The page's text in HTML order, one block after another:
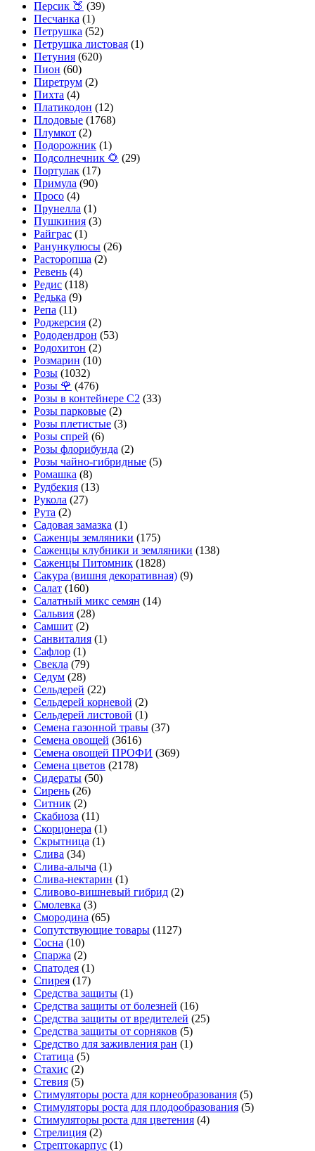
Персик 🍑 (39)
Песчанка (1)
Петрушка (52)
Петрушка листовая (1)
Петуния (620)
Пион (60)
Пиретрум (2)
Пихта (4)
Платикодон (12)
Плодовые (1768)
Плумкот (2)
Подорожник (1)
Подсолнечник 🌻 (29)
Портулак (17)
Примула (90)
Просо (4)
Прунелла (1)
Пушкиния (3)
Райграс (1)
Ранункулюсы (26)
Расторопша (2)
Ревень (4)
Редис (118)
Редька (9)
Репа (11)
Роджерсия (2)
Рододендрон (53)
Родохитон (2)
Розмарин (10)
Розы (1032)
Розы 🌹 (476)
Розы в контейнере С2 (33)
Розы парковые (2)
Розы плетистые (3)
Розы спрей (6)
Розы флорибунда (2)
Розы чайно-гибридные (5)
Ромашка (8)
Рудбекия (13)
Рукола (27)
Рута (2)
Садовая замазка (1)
Саженцы земляники (175)
Саженцы клубники и земляники (138)
Саженцы Питомник (1828)
Сакура (вишня декоративная) (9)
Салат (160)
Салатный микс семян (14)
Сальвия (28)
Самшит (2)
Санвиталия (1)
Сафлор (1)
Свекла (79)
Седум (28)
Сельдерей (22)
Сельдерей корневой (2)
Сельдерей листовой (1)
Семена газонной травы (37)
Семена овощей (3616)
Семена овощей ПРОФИ (369)
Семена цветов (2178)
Сидераты (50)
Сирень (26)
Ситник (2)
Скабиоза (11)
Скорцонера (1)
Скрытница (1)
Слива (34)
Слива-алыча (1)
Слива-нектарин (1)
Сливово-вишневый гибрид (2)
Смолевка (3)
Смородина (65)
Сопутствующие товары (1127)
Сосна (10)
Спаржа (2)
Спатодея (1)
Спирея (17)
Средства защиты (1)
Средства защиты от болезней (16)
Средства защиты от вредителей (25)
Средства защиты от сорняков (5)
Средство для заживления ран (1)
Статица (5)
Стахис (2)
Стевия (5)
Стимуляторы роста для корнеобразования (5)
Стимуляторы роста для плодообразования (5)
Стимуляторы роста для цветения (4)
Стрелиция (2)
Стрептокарпус (1)